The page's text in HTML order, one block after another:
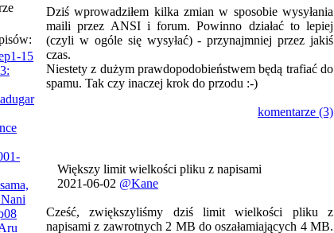
15
Dziś wprowadziłem kilka zmian w sposobie wysyłania
maili przez ANSI i forum. Powinno działać to lepiej
(czyli w ogóle się wysyłać) - przynajmniej przez jakiś
czas.
Niestety z dużym prawdopodobieństwem będą trafiać do
spamu. Tak czy inaczej krok do przodu :-)
komentarze (3)
Większy limit wielkości pliku z napisami
2021-06-02 @Kane
Cześć, zwiększyliśmy dziś limit wielkości pliku z
napisami z zawrotnych 2 MB do oszałamiających 4 MB.